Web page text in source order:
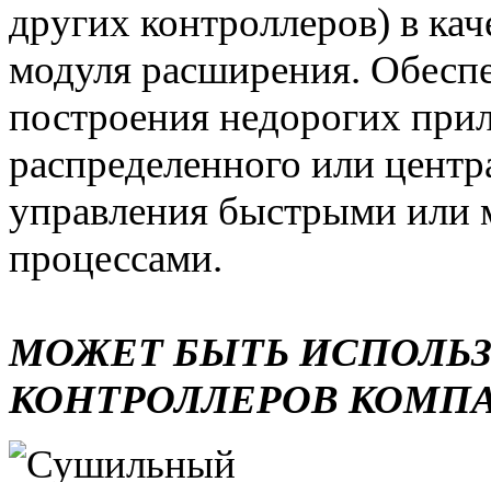
других контроллеров) в
модуля расширения.
построения недорогих
распределенного или
управления быстрыми или
процессами.
МОЖЕТ БЫТЬ
КОНТРОЛЛЕРОВ